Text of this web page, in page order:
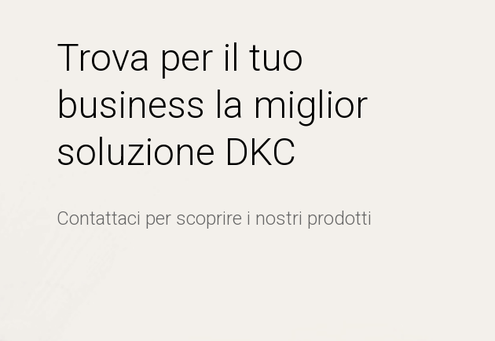
Trova per il tuo
business la miglior
soluzione DKC
Contattaci per scoprire i nostri prodotti